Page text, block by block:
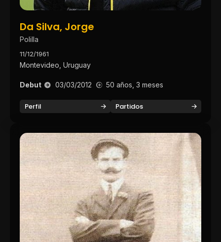
Da Silva, Jorge
Polilla
11/12/1961
Montevideo, Uruguay
Debut 03/03/2012 50 años, 3 meses
Perfil Partidos